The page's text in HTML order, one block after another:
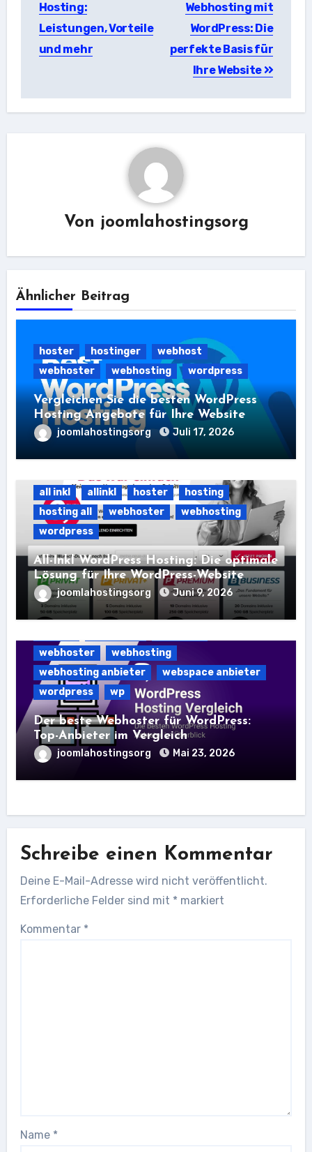
Hosting:
Leistungen, Vorteile
und mehr
Webhosting mit
WordPress: Die
perfekte Basis für
Ihre Website
Von joomlahostingsorg
Ähnlicher Beitrag
hoster hostinger
webhost
webhoster
webhosting wordpress
Vergleichen Sie die besten WordPress
Hosting Angebote für Ihre Website
joomlahostingsorg Juli 17, 2026
all inkl allinkl hoster
hosting
hosting all
webhoster
webhosting
wordpress
All-Inkl WordPress Hosting: Die optimale
Lösung für Ihre WordPress-Website
joomlahostingsorg Juni 9, 2026
webhoster
webhosting
webhosting anbieter
webspace anbieter
wordpress
wp
Der beste Webhoster für WordPress:
Top-Anbieter im Vergleich
joomlahostingsorg Mai 23, 2026
Schreibe einen Kommentar
Deine E-Mail-Adresse wird nicht veröffentlicht.
Erforderliche Felder sind mit * markiert
Kommentar *
Name *